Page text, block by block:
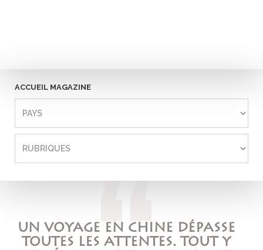
ACCUEIL MAGAZINE
UN VOYAGE EN CHINE DÉPASSE
TOUTES LES ATTENTES. TOUT Y